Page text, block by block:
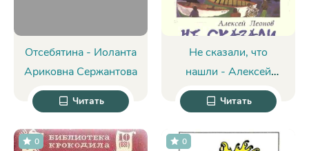
Отсебятина - Иоланта
Ариковна Сержантова
Читать
Не сказали, что
нашли - Алексей
Данилович Леонов
Читать
0 0